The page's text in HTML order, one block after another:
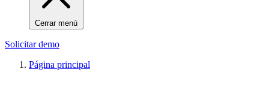
Cerrar menú
Solicitar demo
Página principal